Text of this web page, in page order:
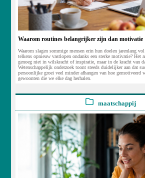
Waarom routines belangrijker zijn dan motivatie
Waarom slagen sommige mensen erin hun doelen jarenlang
telkens opnieuw vastlopen ondanks een sterke motivatie? Het
genoeg niet in wilskracht of inspiratie, maar in de kracht van
Wetenschappelijk onderzoek toont steeds duidelijker aan dat
persoonlijke groei veel minder afhangen van hoe gemotiveerd
gewoonten die we elke dag herhalen.
maatschappij